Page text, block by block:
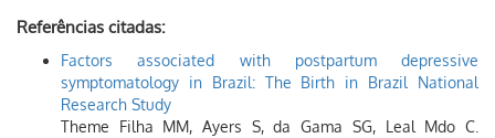
Referências citadas:
Factors associated with postpartum depressive
symptomatology in Brazil: The Birth in Brazil National
Research Study
Theme Filha MM, Ayers S, da Gama SG, Leal Mdo C.